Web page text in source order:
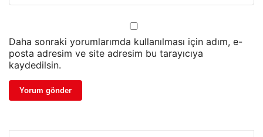
Daha sonraki yorumlarımda kullanılması için adım, e-
posta adresim ve site adresim bu tarayıcıya
kaydedilsin.